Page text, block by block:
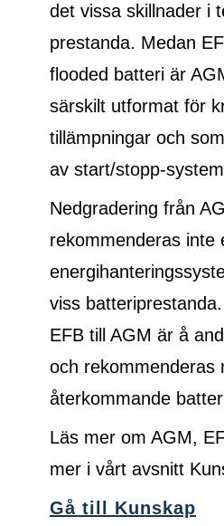
det vissa skillnader i
prestanda. Medan
flooded batteri är
särskilt utformat för
tillämpningar och
av start/stopp-
Nedgradering från
rekommenderas inte
viss
EFB till AGM är å
och rekommenderas
återkommande
Läs mer om AGM,
mer i vårt avsnitt
Gå till Kunskap